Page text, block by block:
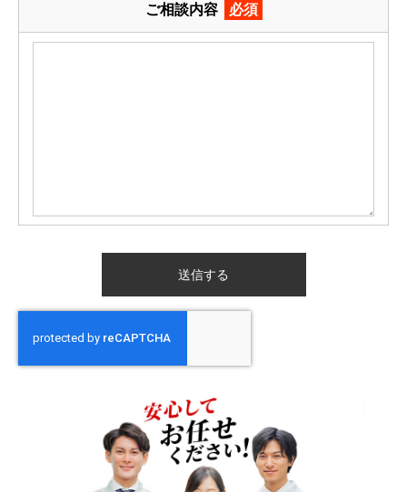
ご相談内容 必須